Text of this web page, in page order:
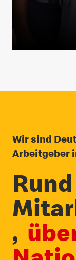
Wir sind
Arbeitgeber
,